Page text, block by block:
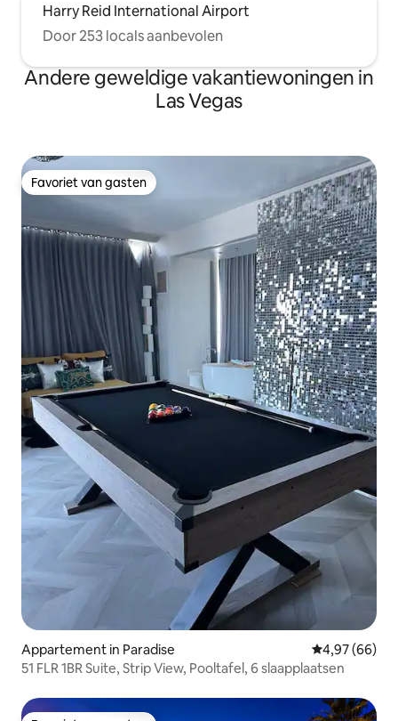
Harry Reid International Airport
Door 253 locals aanbevolen
Andere geweldige vakantiewoningen in
Las Vegas
Favoriet van gasten
Favoriet van gasten
Appartement in Paradise Gemiddelde
4,97 (66)
51 FLR 1BR Suite, Strip View, Pooltafel, 6 slaapplaatsen